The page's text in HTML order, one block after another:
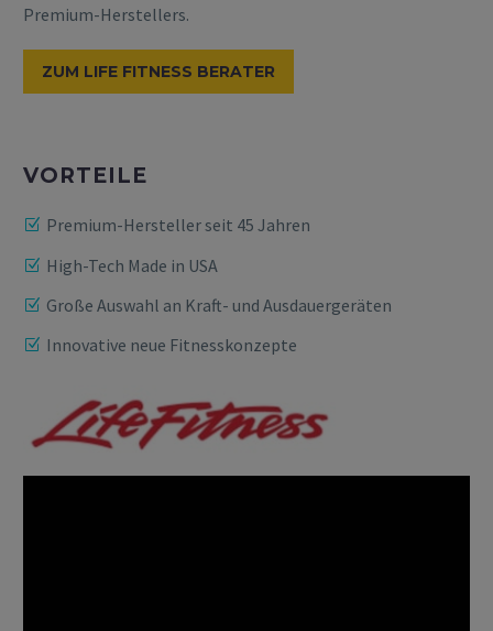
Premium-Herstellers.
ZUM LIFE FITNESS BERATER
VORTEILE
Premium-Hersteller seit 45 Jahren
High-Tech Made in USA
Große Auswahl an Kraft- und Ausdauergeräten
Innovative neue Fitnesskonzepte